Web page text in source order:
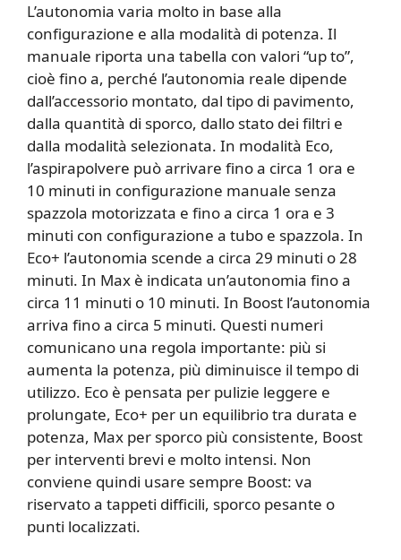
L’autonomia varia molto in base alla
configurazione e alla modalità di potenza. Il
manuale riporta una tabella con valori “up to”,
cioè fino a, perché l’autonomia reale dipende
dall’accessorio montato, dal tipo di pavimento,
dalla quantità di sporco, dallo stato dei filtri e
dalla modalità selezionata. In modalità Eco,
l’aspirapolvere può arrivare fino a circa 1 ora e
10 minuti in configurazione manuale senza
spazzola motorizzata e fino a circa 1 ora e 3
minuti con configurazione a tubo e spazzola. In
Eco+ l’autonomia scende a circa 29 minuti o 28
minuti. In Max è indicata un’autonomia fino a
circa 11 minuti o 10 minuti. In Boost l’autonomia
arriva fino a circa 5 minuti. Questi numeri
comunicano una regola importante: più si
aumenta la potenza, più diminuisce il tempo di
utilizzo. Eco è pensata per pulizie leggere e
prolungate, Eco+ per un equilibrio tra durata e
potenza, Max per sporco più consistente, Boost
per interventi brevi e molto intensi. Non
conviene quindi usare sempre Boost: va
riservato a tappeti difficili, sporco pesante o
punti localizzati.